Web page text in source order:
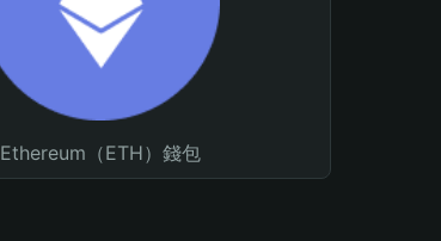
Ethereum（ETH）錢包